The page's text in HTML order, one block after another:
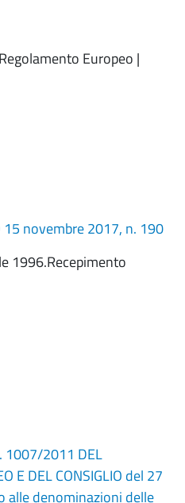
15 novembre 2017, n. 190
1996.Recepimento
1007/2011 DEL
E DEL CONSIGLIO del 27
alle denominazioni delle